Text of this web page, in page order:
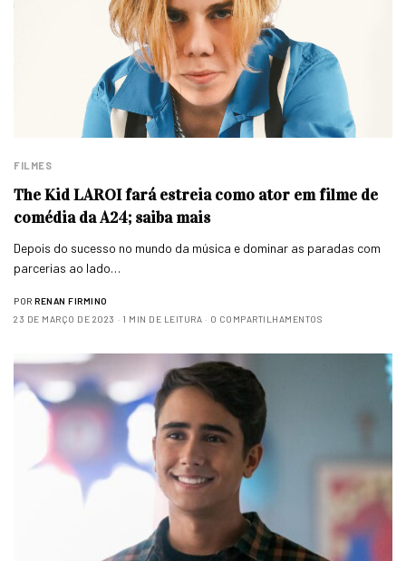
FILMES
The Kid LAROI fará estreia como ator em filme de
comédia da A24; saiba mais
Depois do sucesso no mundo da música e dominar as paradas com
parcerias ao lado…
POR RENAN FIRMINO
23 DE MARÇO DE 2023
1 MIN DE LEITURA 0 COMPARTILHAMENTOS